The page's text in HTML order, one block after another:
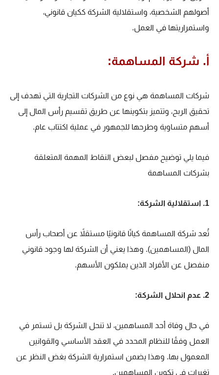
أصولهم الشخصية، واستقلالية الشركة ككيان قانوني،
واستمراريتها في العمل.
أ. شركة المساهمة:
شركات المساهمة هي نوع من الشركات التجارية التي تهدف إلى
تحقيق الربح، وتتميز بتكوينها عن طريق تقسيم رأس المال إلى
أسهم متساوية وطرحها للجمهور في عملية اكتتاب عام.
فيما يلي توضيح مفصل لبعض النقاط المهمة المتعلقة
بشركات المساهمة
1. استقلالية الشركة:
تُعد شركة المساهمة كيانًا قانونيًا مستقلاً عن أصحاب رأس
المال (المساهمين). وهذا يعني أن الشركة لها وجود قانوني
منفصل عن الأفراد الذين يملكون الأسهم.
2. عدم انحلال الشركة:
في حال وفاة أحد المساهمين، لا تنحل الشركة بل تستمر في
العمل وفقًا للنظام المحدد في العقد الأساسي والقوانين
المعمول بها. وهذا يضمن استمرارية الشركة بغض النظر عن
تغيرات في تكوين المساهمين.